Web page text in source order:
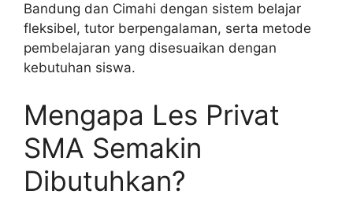
Bandung dan Cimahi dengan sistem belajar
fleksibel, tutor berpengalaman, serta metode
pembelajaran yang disesuaikan dengan
kebutuhan siswa.
Mengapa Les Privat
SMA Semakin
Dibutuhkan?